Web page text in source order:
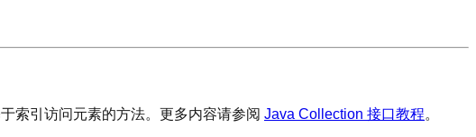
索引访问元素的方法。更多内容请参阅 Java Collection 接口教程。